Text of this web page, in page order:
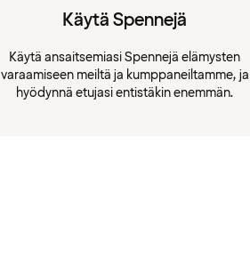
Käytä Spennejä
Käytä ansaitsemiasi Spennejä elämysten
varaamiseen meiltä ja kumppaneiltamme, ja
hyödynnä etujasi entistäkin enemmän.